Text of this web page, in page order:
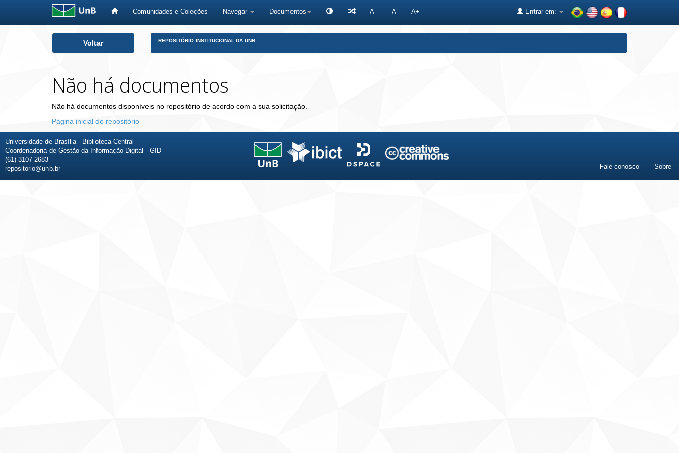
Comunidades e Coleções Navegar Documentos A- A A+ Entrar em:
Voltar REPOSITÓRIO INSTITUCIONAL DA UNB
Não há documentos
Não há documentos disponíveis no repositório de acordo com a sua solicitação.
Página inicial do repositório
Universidade de Brasília - Biblioteca Central
Coordenadoria de Gestão da Informação Digital - GID
(61) 3107-2683
repositorio@unb.br
Fale conosco Sobre